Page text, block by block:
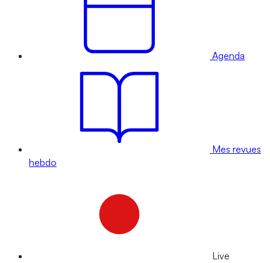
Agenda
Mes revues
hebdo
Live